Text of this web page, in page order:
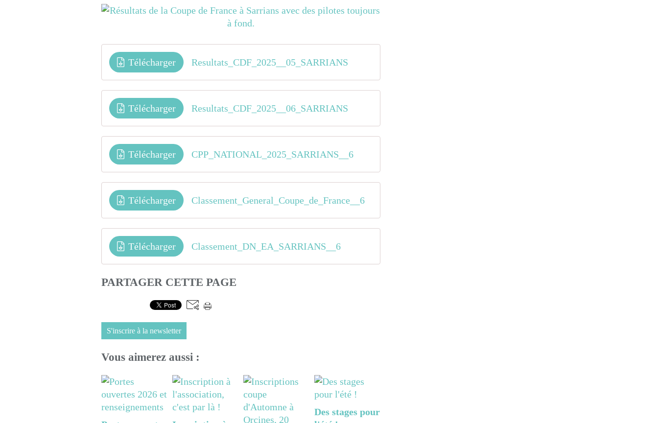
Télécharger Resultats_CDF_2025__05_SARRIANS
Télécharger Resultats_CDF_2025__06_SARRIANS
Télécharger CPP_NATIONAL_2025_SARRIANS__6
Télécharger Classement_General_Coupe_de_France__6
Télécharger Classement_DN_EA_SARRIANS__6
PARTAGER CETTE PAGE
S'inscrire à la newsletter
Vous aimerez aussi :
Des stages pour